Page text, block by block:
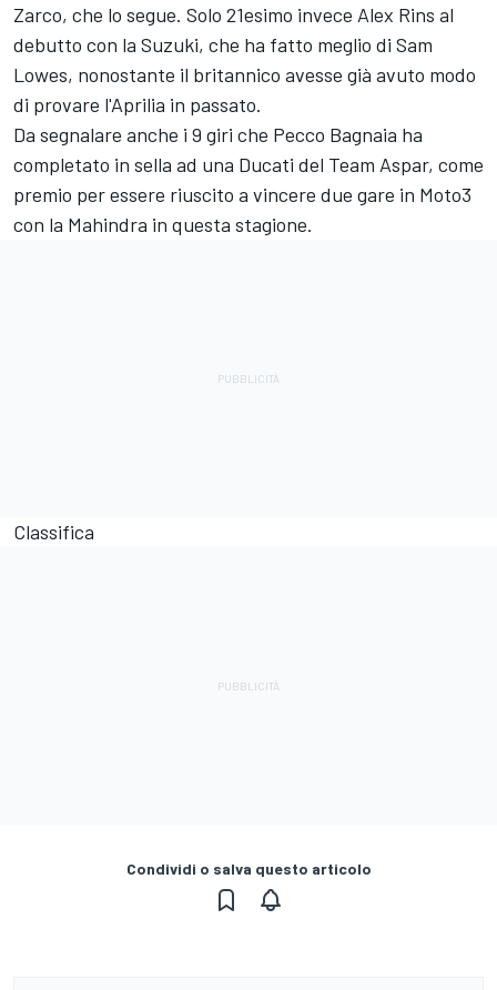
Zarco, che lo segue. Solo 21esimo invece Alex Rins al
debutto con la Suzuki, che ha fatto meglio di Sam
Lowes, nonostante il britannico avesse già avuto modo
di provare l'Aprilia in passato.
Da segnalare anche i 9 giri che Pecco Bagnaia ha
completato in sella ad una Ducati del Team Aspar, come
premio per essere riuscito a vincere due gare in Moto3
con la Mahindra in questa stagione.
Classifica
Condividi o salva questo articolo